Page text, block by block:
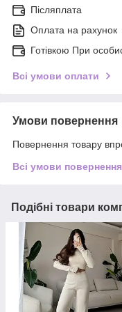
Післяплата
Оплата на рахунок
Готівкою При
Всі умови оплати
Умови повернення
Повернення товару
Всі умови повернення
Подібні товари